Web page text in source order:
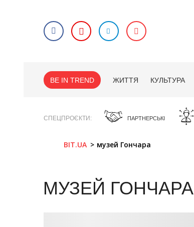
BE IN TREND ЖИТТЯ КУЛЬТУРА
СПЕЦПРОЄКТИ ПАРТНЕРСЬКІ
BIT.UA музей Гончара
МУЗЕЙ ГОНЧАРА